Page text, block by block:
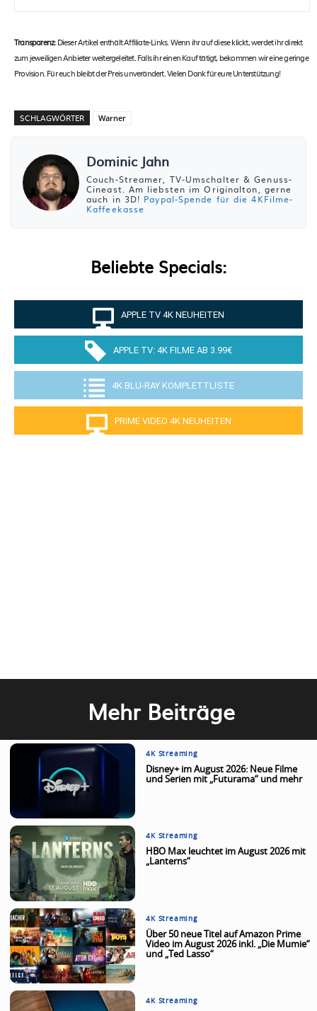
Transparenz:Dieser Artikel enthält Affiliate-Links. Wenn ihr auf diese klickt, werdet ihr direkt
zum jeweiligen Anbieter weitergeleitet. Falls ihr einen Kauf tätigt, bekommen wir eine geringe
Provision. Für euch bleibt der Preis unverändert. Vielen Dank für eure Unterstützung!
SCHLAGWÖRTER Warner
Dominic Jahn
Couch-Streamer, TV-Umschalter & Genuss-
Cineast. Am liebsten im Originalton, gerne
auch in 3D! Paypal-Spende für die 4KFilme-
Kaffeekasse
Beliebte Specials:
APPLE TV 4K NEUHEITEN
APPLE TV: 4K FILME AB 3.99€
4K BLU-RAY KOMPLETTLISTE
PRIME VIDEO 4K NEUHEITEN
Mehr Beiträge
4K Streaming
Disney+ im August 2026: Neue Filme
und Serien mit „Futurama“ und mehr
4K Streaming
HBO Max leuchtet im August 2026 mit
„Lanterns“
4K Streaming
Über 50 neue Titel auf Amazon Prime
Video im August 2026 inkl. „Die Mumie“
und „Ted Lasso“
4K Streaming